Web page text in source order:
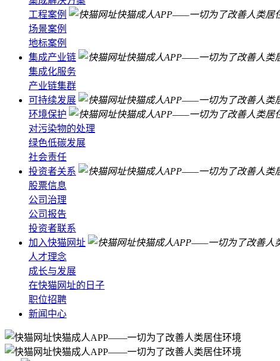
工程案例
场景案例
地标案例
集成产业链
集成化服务
产业链集群
可持续发展
环境保护
对污染物的处理
绿色低碳发展
社会责任
投资者关系
股票信息
公司治理
公司报告
投资者联系
加入快猫网址
人才理念
成长与发展
在快猫网址的日子
职位招聘
新闻中心